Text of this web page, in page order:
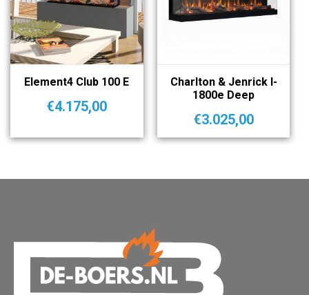
Element4 Club 100 E
€4.175,00
Charlton & Jenrick I-
1800e Deep
€3.025,00